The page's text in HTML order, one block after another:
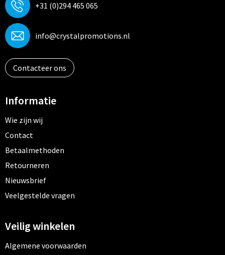
+31 (0)294 465 065
info@crystalpromotions.nl
Contacteer ons
Informatie
Wie zijn wij
Contact
Betaalmethoden
Retourneren
Nieuwsbrief
Veelgestelde vragen
Veilig winkelen
Algemene voorwaarden